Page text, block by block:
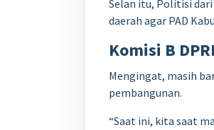
Selan itu, Politisi
daerah agar PAD
Komisi B
Mengingat, masih
pembangunan.
“Saat ini, kita saat